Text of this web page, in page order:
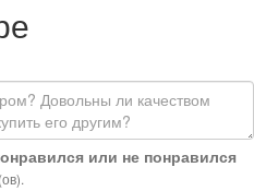
или не понравился